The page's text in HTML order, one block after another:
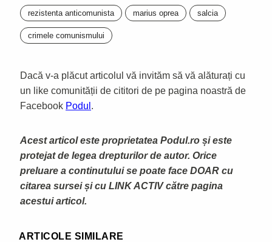
rezistenta anticomunista marius oprea salcia
crimele comunismului
Dacă v-a plăcut articolul vă invităm să vă alăturați cu
un like comunității de cititori de pe pagina noastră de
Facebook Podul .
Acest articol este proprietatea Podul.ro și este
protejat de legea drepturilor de autor. Orice
preluare a continutului se poate face DOAR cu
citarea sursei și cu LINK ACTIV către pagina
acestui articol.
ARTICOLE SIMILARE